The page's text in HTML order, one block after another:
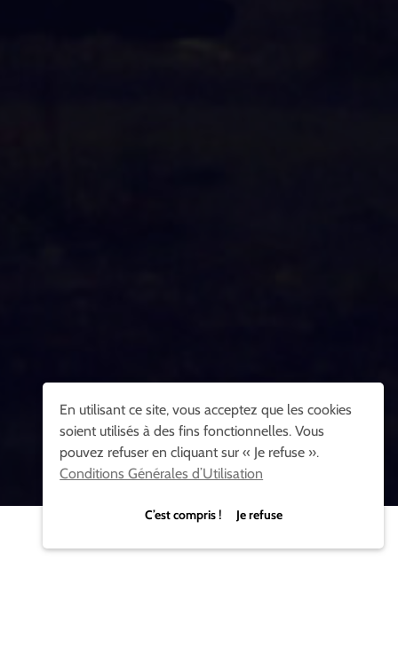
En utilisant ce site, vous acceptez que les cookies
soient utilisés à des fins fonctionnelles. Vous
pouvez refuser en cliquant sur « Je refuse ».
Conditions Générales d’Utilisation
C’est compris ! Je refuse